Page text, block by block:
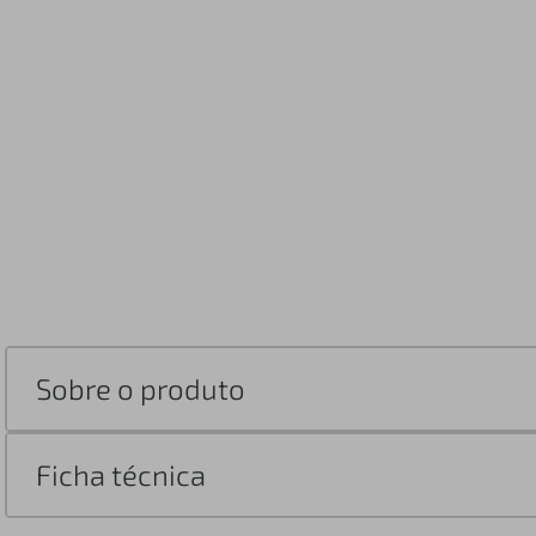
Sobre o produto
Ficha técnica